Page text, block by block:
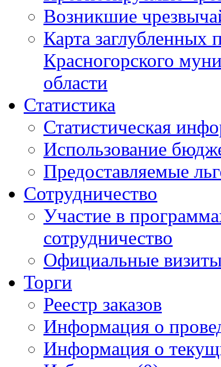
Возникшие
Карта
Красногорского
области
Статистика
Статистическая
Использование
Предоставляемые
Сотрудничество
Участие в
сотрудничество
Официальные
Торги
Реестр заказов
Информация о
Информация о